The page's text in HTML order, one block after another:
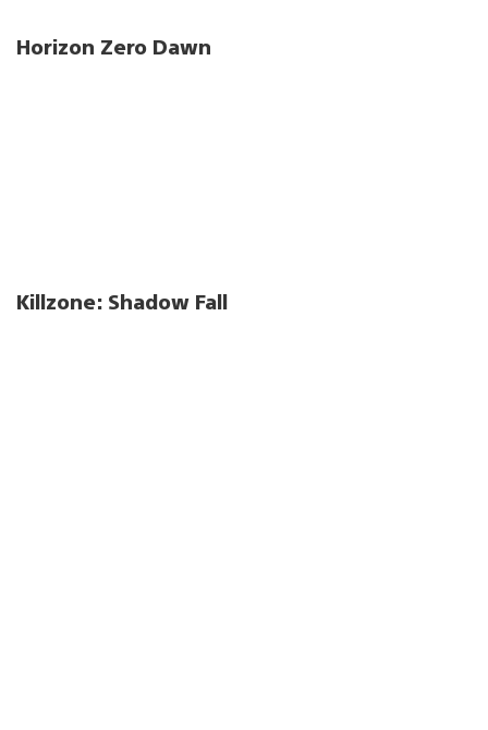
Horizon Zero Dawn
Killzone: Shadow Fall